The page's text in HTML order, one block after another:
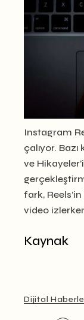
Instagram
çalıyor.
ve
fark,
video
Kaynak
Dijital